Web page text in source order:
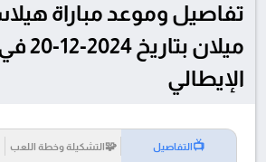
تفاصيل وموعد مباراة
ميلان
الإيطالي
📺التفاصيل 🧩التشكيلة وخطة اللعب